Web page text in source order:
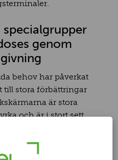
specialgrupper
genom
behov har påverkat
stora förbättringar
är stora
och är i stort sett
vertikala avståndet
för patienter av olika